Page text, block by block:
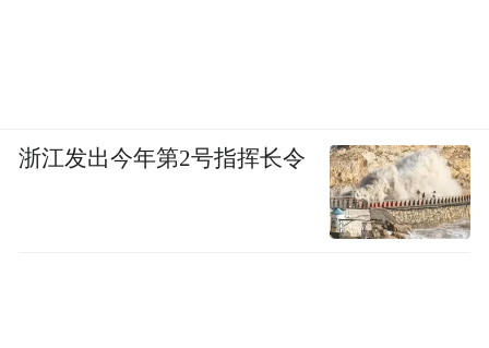
浙江发出今年第2号指挥长令